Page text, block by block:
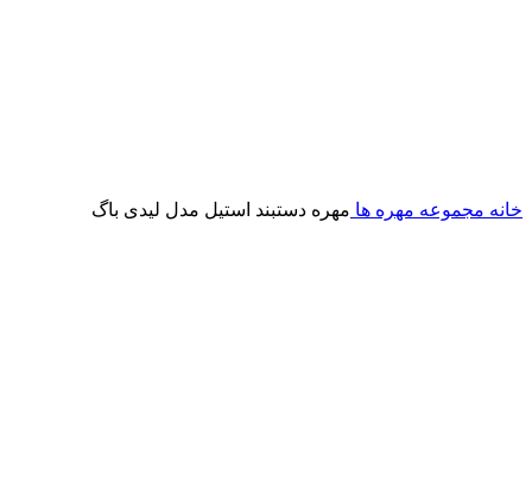
خانه مجموعه مهره ها مهره دستبند استیل مدل لیدی باگ